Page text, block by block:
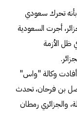
تحرك سعودي
أجرت السعودية
ظل الأزمة
أفادت وكالة "واس"
بن فرحان، تحدث
والجزائري رمطان